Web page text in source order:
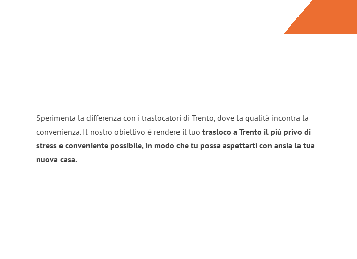
Sperimenta la differenza con i traslocatori di Trento, dove la qualità incontra la
convenienza. Il nostro obiettivo è rendere il tuo trasloco a Trento il più privo di
stress e conveniente possibile, in modo che tu possa aspettarti con ansia la tua
nuova casa.